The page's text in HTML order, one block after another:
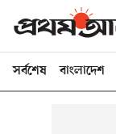
সর্বশেষ বাংলাদেশ